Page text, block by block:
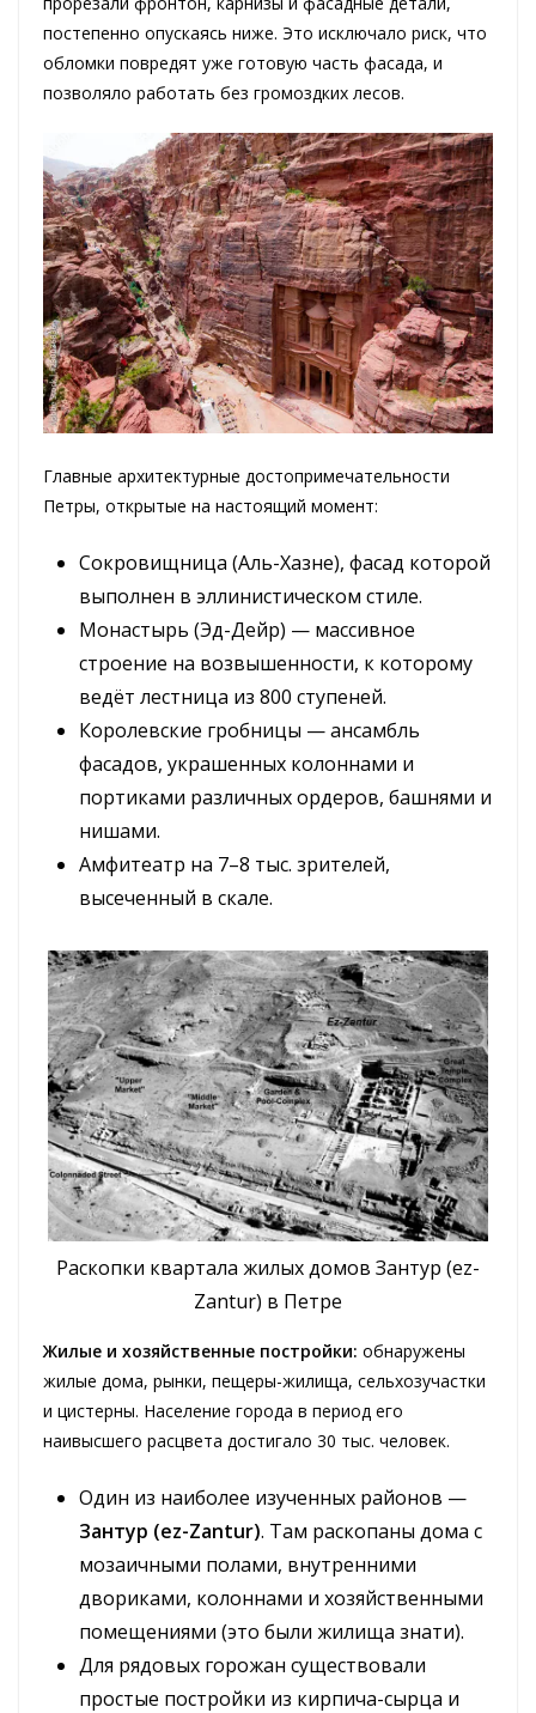
постепенно опускаясь ниже. Это исключало риск, что
обломки повредят уже готовую часть фасада, и
позволяло работать без громоздких лесов.
Главные архитектурные достопримечательности
Петры, открытые на настоящий момент:
Сокровищница (Аль-Хазне), фасад которой
выполнен в эллинистическом стиле.
Монастырь (Эд-Дейр) — массивное
строение на возвышенности, к которому
ведёт лестница из 800 ступеней.
Королевские гробницы — ансамбль
фасадов, украшенных колоннами и
портиками различных ордеров, башнями и
нишами.
Амфитеатр на 7–8 тыс. зрителей,
высеченный в скале.
Раскопки квартала жилых домов Зантур (ez-
Zantur) в Петре
Жилые и хозяйственные постройки: обнаружены
жилые дома, рынки, пещеры-жилища, сельхозучастки
и цистерны. Население города в период его
наивысшего расцвета достигало 30 тыс. человек.
Один из наиболее изученных районов —
Зантур (ez-Zantur). Там раскопаны дома с
мозаичными полами, внутренними
двориками, колоннами и хозяйственными
помещениями (это были жилища знати).
Для рядовых горожан существовали
простые постройки из кирпича-сырца и